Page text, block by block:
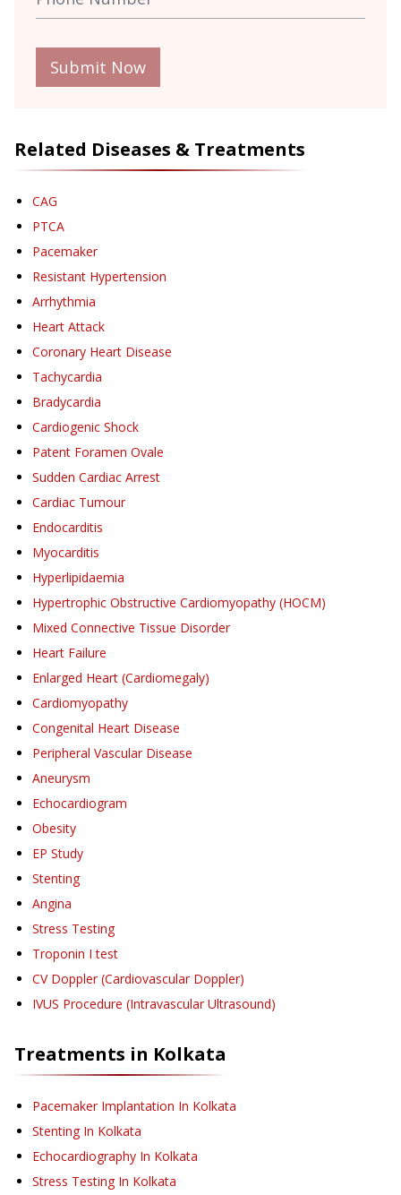
Submit Now
Related Diseases & Treatments
CAG
PTCA
Pacemaker
Resistant Hypertension
Arrhythmia
Heart Attack
Coronary Heart Disease
Tachycardia
Bradycardia
Cardiogenic Shock
Patent Foramen Ovale
Sudden Cardiac Arrest
Cardiac Tumour
Endocarditis
Myocarditis
Hyperlipidaemia
Hypertrophic Obstructive Cardiomyopathy (HOCM)
Mixed Connective Tissue Disorder
Heart Failure
Enlarged Heart (Cardiomegaly)
Cardiomyopathy
Congenital Heart Disease
Peripheral Vascular Disease
Aneurysm
Echocardiogram
Obesity
EP Study
Stenting
Angina
Stress Testing
Troponin I test
CV Doppler (Cardiovascular Doppler)
IVUS Procedure (Intravascular Ultrasound)
Treatments in Kolkata
Pacemaker Implantation In Kolkata
Stenting In Kolkata
Echocardiography In Kolkata
Stress Testing In Kolkata